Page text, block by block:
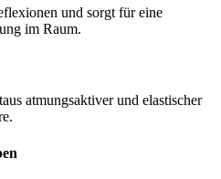
und sorgt für eine
im Raum.
atmungsaktiver und elastischer